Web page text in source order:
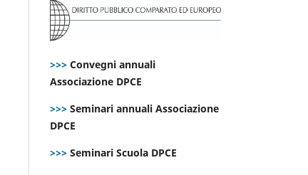
>>> Convegni annuali
Associazione DPCE
>>> Seminari annuali Associazione
DPCE
>>> Seminari Scuola DPCE